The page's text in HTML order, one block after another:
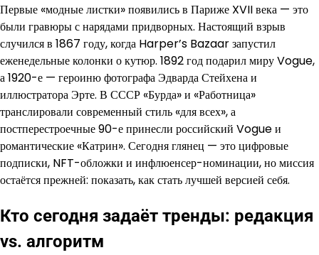
Первые «модные листки» появились в Париже XVII века — это
были гравюры с нарядами придворных. Настоящий взрыв
случился в 1867 году, когда Harper’s Bazaar запустил
еженедельные колонки о кутюр. 1892 год подарил миру Vogue,
а 1920-е — героиню фотографа Эдварда Стейхена и
иллюстратора Эрте. В СССР «Бурда» и «Работница»
транслировали современный стиль «для всех», а
постперестроечные 90-е принесли российский Vogue и
романтические «Катрин». Сегодня глянец — это цифровые
подписки, NFT-обложки и инфлюенсер-номинации, но миссия
остаётся прежней: показать, как стать лучшей версией себя.
Кто сегодня задаёт тренды: редакция
vs. алгоритм